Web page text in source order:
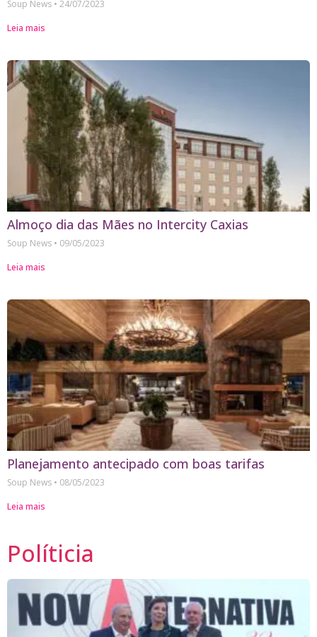
Soup News
24/07/2023
Leia mais
Almoço dia das Mães no Intercity Caxias
Soup News
09/05/2023
Leia mais
Planejamento antecipado com boas tarifas
Soup News
08/05/2023
Leia mais
Políticia